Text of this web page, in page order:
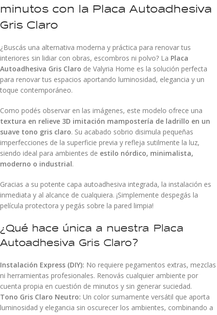
minutos con la Placa Autoadhesiva
Gris Claro
¿Buscás una alternativa moderna y práctica para renovar tus
interiores sin lidiar con obras, escombros ni polvo? La Placa
Autoadhesiva Gris Claro de Valyria Home es la solución perfecta
para renovar tus espacios aportando luminosidad, elegancia y un
toque contemporáneo.
Como podés observar en las imágenes, este modelo ofrece una
textura en relieve 3D imitación mampostería de ladrillo en un
suave tono gris claro. Su acabado sobrio disimula pequeñas
imperfecciones de la superficie previa y refleja sutilmente la luz,
siendo ideal para ambientes de estilo nórdico, minimalista,
moderno o industrial.
Gracias a su potente capa autoadhesiva integrada, la instalación es
inmediata y al alcance de cualquiera. ¡Simplemente despegás la
película protectora y pegás sobre la pared limpia!
¿Qué hace única a nuestra Placa
Autoadhesiva Gris Claro?
Instalación Express (DIY): No requiere pegamentos extras, mezclas
ni herramientas profesionales. Renovás cualquier ambiente por
cuenta propia en cuestión de minutos y sin generar suciedad.
Tono Gris Claro Neutro: Un color sumamente versátil que aporta
luminosidad y elegancia sin oscurecer los ambientes, combinando a